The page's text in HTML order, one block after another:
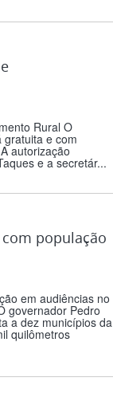
Rural O
gratuita e com
autorização
e a secretár...
população
em audiências no
governador Pedro
a dez municípios da
quilômetros